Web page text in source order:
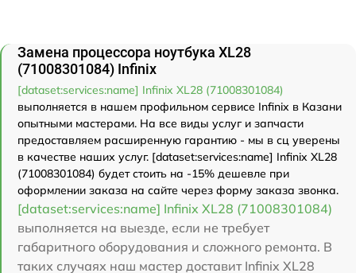
Замена процессора ноутбука XL28
(71008301084) Infinix
[dataset:services:name] Infinix XL28 (71008301084)
выполняется в нашем профильном сервисе Infinix в Казани
опытными мастерами. На все виды услуг и запчасти
предоставляем расширенную гарантию - мы в сц уверены
в качестве наших услуг. [dataset:services:name] Infinix XL28
(71008301084) будет стоить на -15% дешевле при
оформлении заказа на сайте через форму заказа звонка.
[dataset:services:name] Infinix XL28 (71008301084)
выполняется на выезде, если не требует
габаритного оборудования и сложного ремонта. В
таких случаях наш мастер доставит Infinix XL28